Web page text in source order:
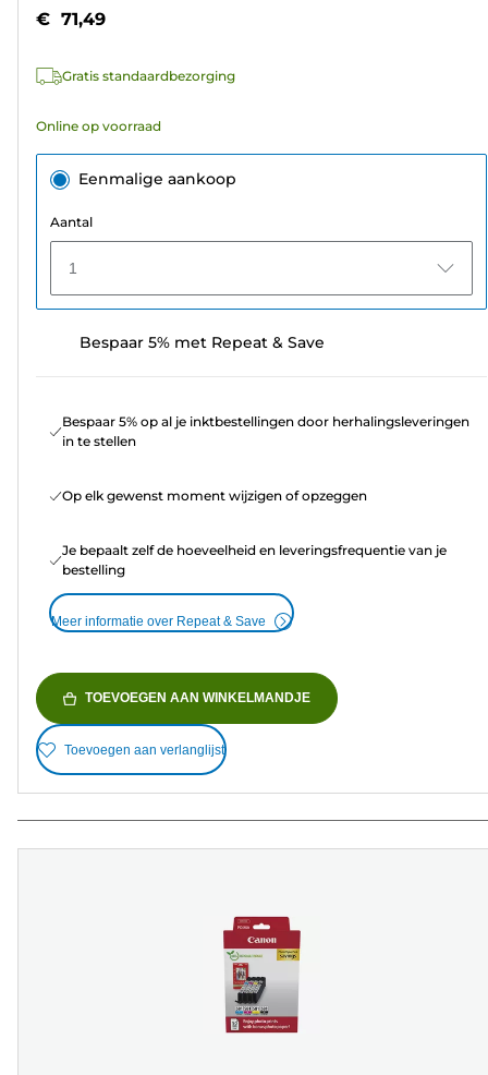
sterren.
beoordelingen
€ 71,49
Gratis standaardbezorging
Online op voorraad
Eenmalige aankoop
Aantal
1
Bespaar 5% met Repeat & Save
Bespaar 5% op al je inktbestellingen door herhalingsleveringen
in te stellen
Op elk gewenst moment wijzigen of opzeggen
Je bepaalt zelf de hoeveelheid en leveringsfrequentie van je
bestelling
Meer informatie over Repeat & Save
TOEVOEGEN AAN WINKELMANDJE
Toevoegen aan verlanglijst